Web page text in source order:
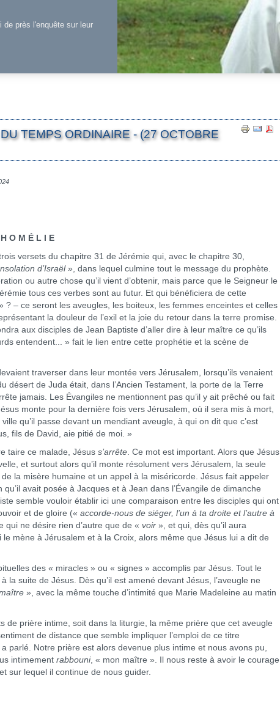
de près l'enquête sur leur
TEMPS ORDINAIRE - (27 OCTOBRE
H O M É L I E
versets du chapitre 31 de Jérémie qui, avec le chapitre 30,
d’Israël», dans lequel culmine tout le message du prophète.
ou autre chose qu’il vient d’obtenir, mais parce que le Seigneur le
tous ces verbes sont au futur. Et qui bénéficiera de cette
– ce seront les aveugles, les boiteux, les femmes enceintes et celles
la douleur de l’exil et la joie du retour dans la terre promise.
aux disciples de Jean Baptiste d’aller dire à leur maître ce qu’ils
entendent... » fait le lien entre cette prophétie et la scène de
traverser dans leur montée vers Jérusalem, lorsqu’ils venaient
désert de Juda était, dans l’Ancien Testament, la porte de la Terre
jamais. Les Évangiles ne mentionnent pas qu’il y ait prêché ou fait
monte pour la dernière fois vers Jérusalem, où il sera mis à mort,
qu’il passe devant un mendiant aveugle, à qui on dit que c’est
fils de David, aie pitié de moi. »
ce malade, Jésus s’arrête. Ce mot est important. Alors que Jésus
et surtout alors qu’il monte résolument vers Jérusalem, la seule
la misère humaine et un appel à la miséricorde. Jésus fait appeler
avait posée à Jacques et à Jean dans l’Évangile de dimanche
semble vouloir établir ici une comparaison entre les disciples qui ont
et de gloire (« accorde-nous de siéger, l’un à ta droite et l’autre à
ne désire rien d’autre que de « voir », et qui, dès qu’il aura
mène à Jérusalem et à la Croix, alors même que Jésus lui a dit de
des « miracles » ou « signes » accomplis par Jésus. Tout le
suite de Jésus. Dès qu’il est amené devant Jésus, l’aveugle ne
», avec la même touche d’intimité que Marie Madeleine au matin
prière intime, soit dans la liturgie, la même prière que cet aveugle
de distance que semble impliquer l’emploi de ce titre
parlé. Notre prière est alors devenue plus intime et nous avons pu,
intimement rabbouni, « mon maître ». Il nous reste à avoir le courage
sur lequel il continue de nous guider.